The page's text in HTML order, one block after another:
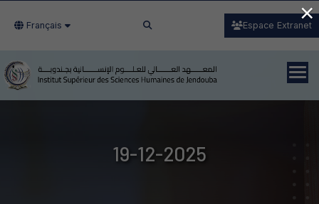
Français Espace Extranet
19-12-2025
×